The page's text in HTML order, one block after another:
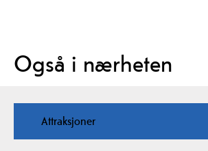
Også i nærheten
Attraksjoner